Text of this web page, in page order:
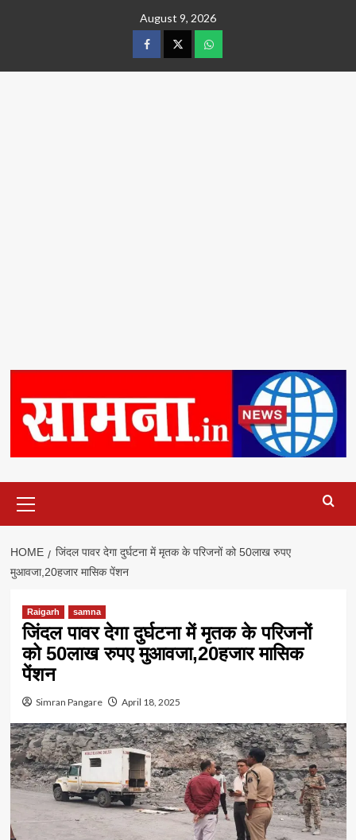
August 9, 2026
facebooktwitterwtsp
Menu
HOME
जिंदल पावर देगा दुर्घटना में मृतक के परिजनों को 50लाख रुपए
मुआवजा,20हजार मासिक पेंशन
Raigarh samna
जिंदल पावर देगा दुर्घटना में मृतक के परिजनों
को 50लाख रुपए मुआवजा,20हजार मासिक
पेंशन
Simran Pangare April 18, 2025